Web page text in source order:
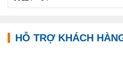
HỖ TRỢ KHÁCH